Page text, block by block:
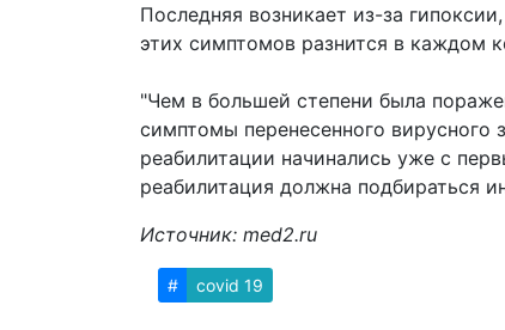
Последняя возникает из-за
этих симптомов разнится в каждом
"Чем в большей степени была
симптомы перенесенного
реабилитации начинались уже с
реабилитация должна подбираться
Источник: med2.ru
# covid 19